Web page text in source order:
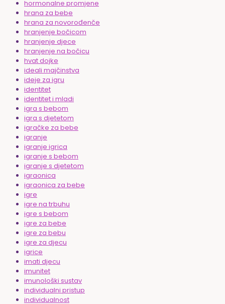
hormonalne promjene
hrana za bebe
hrana za novorođenče
hranjenje bočicom
hranjenje djece
hranjenje na bočicu
hvat dojke
ideali majčinstva
ideje za igru
identitet
identitet i mladi
igra s bebom
igra s djetetom
igračke za bebe
igranje
igranje igrica
igranje s bebom
igranje s djetetom
igraonica
igraonica za bebe
igre
igre na trbuhu
igre s bebom
igre za bebe
igre za bebu
igre za djecu
igrice
imati djecu
imunitet
imunološki sustav
individualni pristup
individualnost